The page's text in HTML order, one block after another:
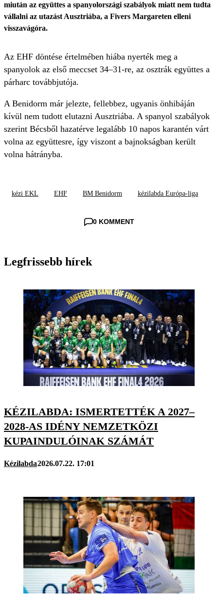
miután az együttes a spanyolországi szabályok miatt nem tudta
vállalni az utazást Ausztriába, a Fivers Margareten elleni
visszavágóra.
Az EHF döntése értelmében hiába nyerték meg a
spanyolok az első meccset 34–31-re, az osztrák együttes a
párharc továbbjutója.
A Benidorm már jelezte, fellebbez, ugyanis önhibáján
kívül nem tudott elutazni Ausztriába. A spanyol szabályok
szerint Bécsből hazatérve legalább 10 napos karantén várt
volna az együttesre, így viszont a bajnokságban került
volna hátrányba.
kézi EKL EHF BM Benidorm kézilabda Európa-liga
0 KOMMENT
Legfrissebb hírek
KÉZILABDA: ISMERTETTÉK A 2027–
2028-AS IDÉNY NEMZETKÖZI
KUPAINDULÓINAK SZÁMÁT
Kézilabda2026.07.22. 17:01